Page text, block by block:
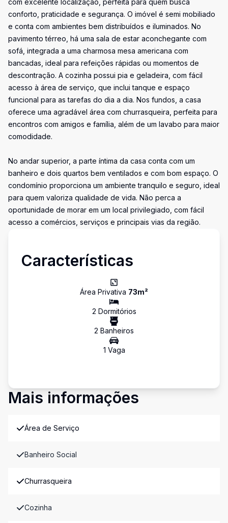
com excelente localização, perfeita para quem busca
conforto, praticidade e segurança. O imóvel é semi mobiliado
e conta com ambientes bem distribuídos e iluminados. No
pavimento térreo, há uma sala de estar aconchegante com
sofá, integrada a uma charmosa mesa americana com
bancadas, ideal para refeições rápidas ou momentos de
descontração. A cozinha possui pia e geladeira, com fácil
acesso à área de serviço, que inclui tanque e espaço
funcional para as tarefas do dia a dia. Nos fundos, a casa
oferece uma agradável área com churrasqueira, perfeita para
encontros com amigos e família, além de um lavabo para maior
comodidade.
No andar superior, a parte íntima da casa conta com um
banheiro e dois quartos bem ventilados e com bom espaço. O
condomínio proporciona um ambiente tranquilo e seguro, ideal
para quem valoriza qualidade de vida. Não perca a
oportunidade de morar em um local privilegiado, com fácil
acesso a comércios, serviços e principais vias da região.
Características
Área Privativa 73m²
2 Dormitórios
2 Banheiros
1 Vaga
Mais informações
Área de Serviço
Banheiro Social
Churrasqueira
Cozinha